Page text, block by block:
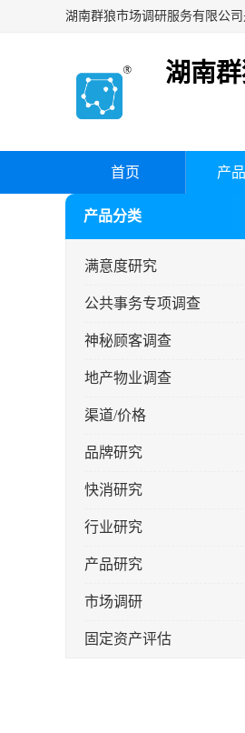
湖南
首页 产
产品分类
满意度研究
公共事务专项调查
神秘顾客调查
地产物业调查
渠道/价格
品牌研究
快消研究
行业研究
产品研究
市场调研
固定资产评估